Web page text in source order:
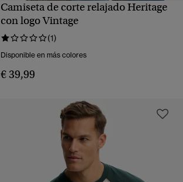
VISTA RÁPIDA
Camiseta de corte relajado Heritage
con logo Vintage
(1)
Disponible en más colores
€ 39,99